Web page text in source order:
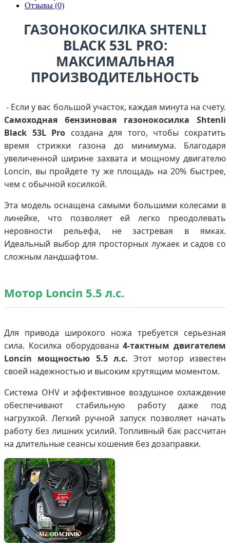
Отзывы (0)
ГАЗОНОКОСИЛКА SHTENLI
BLACK 53L PRO:
МАКСИМАЛЬНАЯ
ПРОИЗВОДИТЕЛЬНОСТЬ
- Если у вас большой участок, каждая минута на счету.
Самоходная бензиновая газонокосилка Shtenli
Black 53L Pro создана для того, чтобы сократить
время стрижки газона до минимума. Благодаря
увеличенной ширине захвата и мощному двигателю
Loncin, вы пройдете ту же площадь на 20% быстрее,
чем с обычной косилкой.
Эта модель оснащена самыми большими колесами в
линейке, что позволяет ей легко преодолевать
неровности рельефа, не застревая в ямках.
Идеальный выбор для просторных лужаек и садов со
сложным ландшафтом.
Мотор Loncin 5.5 л.с.
Для привода широкого ножа требуется серьезная
сила. Косилка оборудована4-тактным двигателем
Loncin мощностью 5.5 л.с. Этот мотор известен
своей надежностью и высоким крутящим моментом.
Система OHV и эффективное воздушное охлаждение
обеспечивают стабильную работу даже под
нагрузкой. Легкий ручной запуск позволяет начать
работу без лишних усилий. Топливный бак рассчитан
на длительные сеансы кошения без дозаправки.